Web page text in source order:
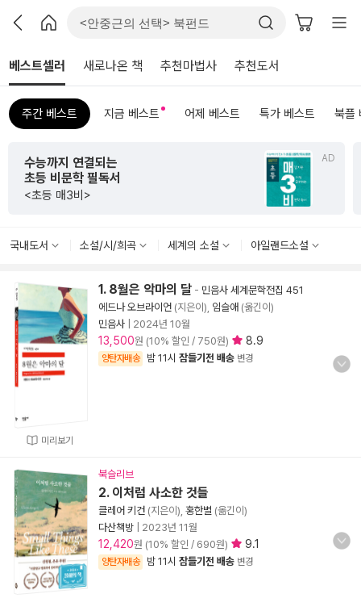
베스트셀러 새로나온 책 추천마법사 추천도서
주간 베스트 지금 베스트 어제 베스트 특가 베스트 북플
AD
수능까지 연결되는
초등 비문학 필독서
<초등 매3비>
국내도서 소설/시/희곡 세계의 소설 아일랜드소설
미리보기
1. 8월은 악마의 달 - 민음사 세계문학전집 451
에드나 오브라이언 (지은이), 임슬애 (옮긴이)
민음사
2024년 10월
13,500원 (10% 할인 / 750원) 8.9
양탄자배송 밤 11시 잠들기전 배송 변경
북슬리브
2. 이처럼 사소한 것들
클레어 키건 (지은이), 홍한별 (옮긴이)
다산책방
2023년 11월
12,420원 (10% 할인 / 690원) 9.1
양탄자배송 밤 11시 잠들기전 배송 변경